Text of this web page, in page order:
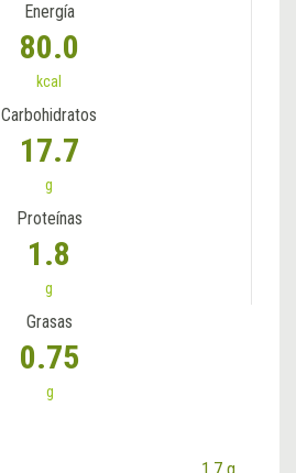
Energía
80.0
kcal
Carbohidratos
17.7
g
Proteínas
1.8
g
Grasas
0.75
g